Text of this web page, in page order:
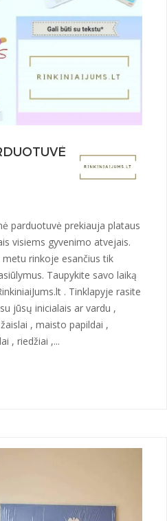
parduotuvė prekiauja plataus
visiems gyvenimo atvejais.
metu rinkoje esančius tik
Taupykite savo laiką
. Tinklapyje rasite
jūsų inicialais ar vardu ,
, maisto papildai ,
, riedžiai ,...